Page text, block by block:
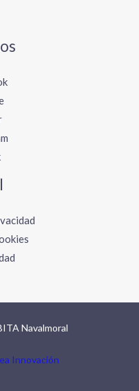
Navalmoral
Innovación